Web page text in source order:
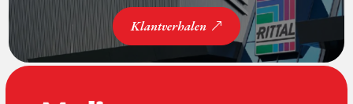
Klantverhalen